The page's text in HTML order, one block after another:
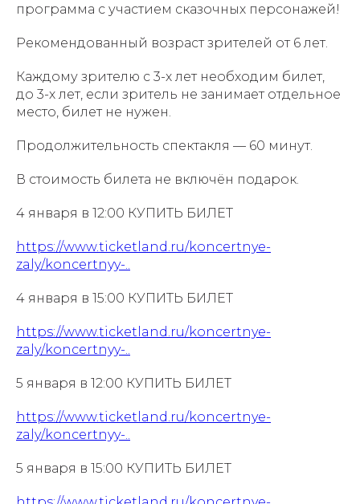
программа с участием сказочных персонажей!
Рекомендованный возраст зрителей от 6 лет.
Каждому зрителю с 3-х лет необходим билет,
до 3-х лет, если зритель не занимает отдельное
место, билет не нужен.
Продолжительность спектакля — 60 минут.
В стоимость билета не включён подарок.
4 января в 12:00 КУПИТЬ БИЛЕТ
https://www.ticketland.ru/koncertnye-
zaly/koncertnyy-..
4 января в 15:00 КУПИТЬ БИЛЕТ
https://www.ticketland.ru/koncertnye-
zaly/koncertnyy-..
5 января в 12:00 КУПИТЬ БИЛЕТ
https://www.ticketland.ru/koncertnye-
zaly/koncertnyy-..
5 января в 15:00 КУПИТЬ БИЛЕТ